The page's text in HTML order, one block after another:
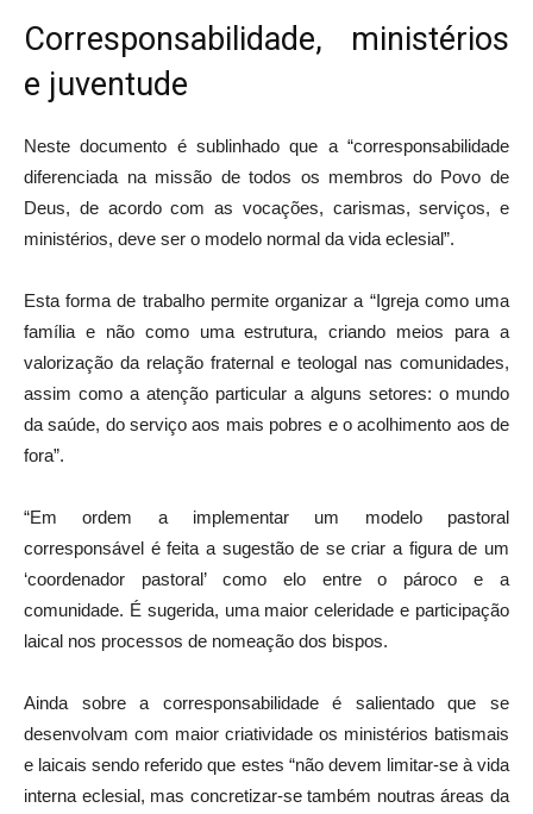
Corresponsabilidade, ministérios
e juventude
Neste documento é sublinhado que a “corresponsabilidade
diferenciada na missão de todos os membros do Povo de
Deus, de acordo com as vocações, carismas, serviços, e
ministérios, deve ser o modelo normal da vida eclesial”.
Esta forma de trabalho permite organizar a “Igreja como uma
família e não como uma estrutura, criando meios para a
valorização da relação fraternal e teologal nas comunidades,
assim como a atenção particular a alguns setores: o mundo
da saúde, do serviço aos mais pobres e o acolhimento aos de
fora”.
“Em ordem a implementar um modelo pastoral
corresponsável é feita a sugestão de se criar a figura de um
‘coordenador pastoral’ como elo entre o pároco e a
comunidade. É sugerida, uma maior celeridade e participação
laical nos processos de nomeação dos bispos.
Ainda sobre a corresponsabilidade é salientado que se
desenvolvam com maior criatividade os ministérios batismais
e laicais sendo referido que estes “não devem limitar-se à vida
interna eclesial, mas concretizar-se também noutras áreas da